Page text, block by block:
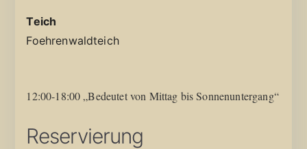
Teich
Foehrenwaldteich
12:00-18:00 „Bedeutet von Mittag bis Sonnenuntergang“
Reservierung